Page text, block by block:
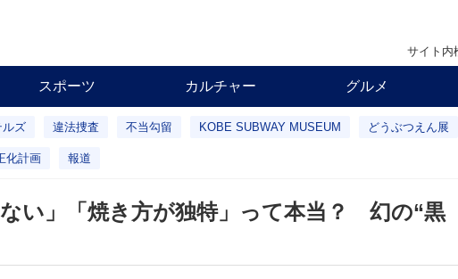
サイト内
スポーツ カルチャー グルメ
ルズ 違法捜査 不当勾留 KOBE SUBWAY MUSEUM どうぶつえん展
化計画 報道
い」「焼き方が独特」って本当？ 幻の“黒